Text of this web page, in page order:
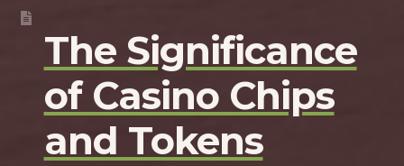
The Significance
of Casino Chips
and Tokens